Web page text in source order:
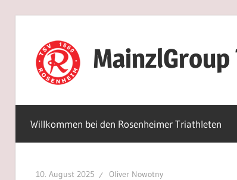
springen
MainzlGroup
Willkommen bei den Rosenheimer Triathleten
10. August 2025 Oliver Nowotny